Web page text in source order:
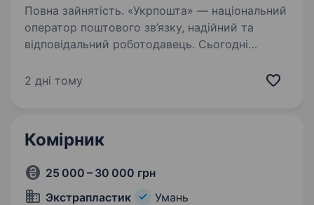
Повна зайнятість. «Укрпошта» — національний
оператор поштового зв’язку, надійний та
відповідальний роботодавець. Сьогодні
руйнують стереотипи, щоденно працюють над
2 дні тому
Комірник
25 000 – 30 000 грн
Экстрапластик
Умань